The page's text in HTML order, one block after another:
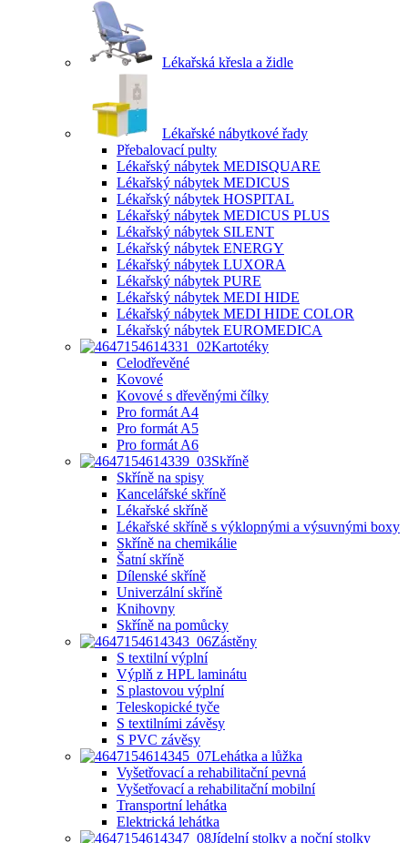
Lékařská křesla a židle
Lékařské nábytkové řady
Přebalovací pulty
Lékařský nábytek MEDISQUARE
Lékařský nábytek MEDICUS
Lékařský nábytek HOSPITAL
Lékařský nábytek MEDICUS PLUS
Lékařský nábytek SILENT
Lékařský nábytek ENERGY
Lékařský nábytek LUXORA
Lékařský nábytek PURE
Lékařský nábytek MEDI HIDE
Lékařský nábytek MEDI HIDE COLOR
Lékařský nábytek EUROMEDICA
Kartotéky
Celodřevěné
Kovové
Kovové s dřevěnými čílky
Pro formát A4
Pro formát A5
Pro formát A6
Skříně
Skříně na spisy
Kancelářské skříně
Lékařské skříně
Lékařské skříně s výklopnými a výsuvnými boxy
Skříně na chemikálie
Šatní skříně
Dílenské skříně
Univerzální skříně
Knihovny
Skříně na pomůcky
Zástěny
S textilní výplní
Výplň z HPL laminátu
S plastovou výplní
Teleskopické tyče
S textilními závěsy
S PVC závěsy
Lehátka a lůžka
Vyšetřovací a rehabilitační pevná
Vyšetřovací a rehabilitační mobilní
Transportní lehátka
Elektrická lehátka
Jídelní stolky a noční stolky